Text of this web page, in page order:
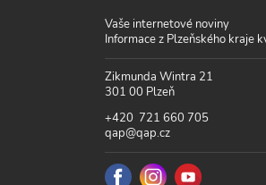
Vaše internetové noviny
Informace z Plzeňského kraje
Zikmunda Wintra 21
301 00 Plzeň
+420 721 660 705
qap@qap.cz